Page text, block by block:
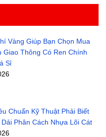
Vàng Giúp Bạn Chọn Mua
Giao Thông Có Ren Chính
Sỉ
Chuẩn Kỹ Thuật Phải Biết
Dải Phân Cách Nhựa Lõi Cát